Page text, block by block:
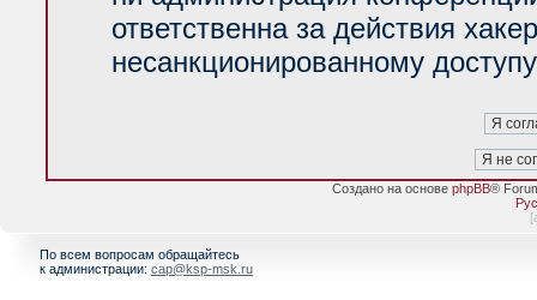
ответственна за действия
несанкционированному
Создано на основе phpBB®
[
По всем вопросам обращайтесь
к администрации: cap@ksp-msk.ru